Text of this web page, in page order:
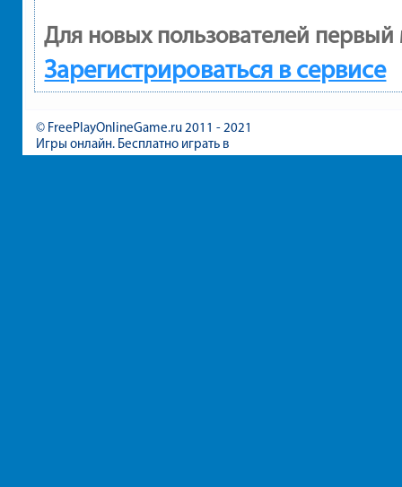
Для новых пользователей первый
Зарегистрироваться в сервисе
© FreePlayOnlineGame.ru 2011 - 2021
Игры онлайн. Бесплатно играть в
игры для девочек и мальчиков